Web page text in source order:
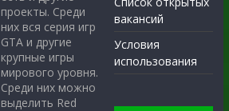
проекты. Среди
них вся серия игр
GTA и другие
крупные игры
мирового уровня.
Среди них можно
выделить Red
вакансий
Условия
использования